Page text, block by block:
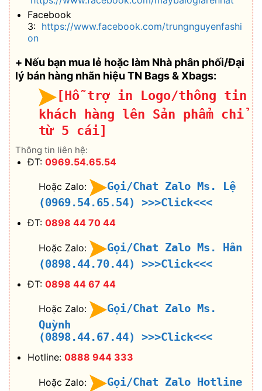
Facebook
3: https://www.facebook.com/trungnguyenfashi
on
+ Nếu bạn mua lẻ hoặc làm Nhà phân phối/Đại
lý bán hàng nhãn hiệu TN Bags & Xbags:
[Hỗ trợ in Logo/thông tin
khách hàng lên Sản phẩm chỉ
từ 5 cái]
Thông tin liên hệ:
ĐT: 0969.54.65.54
Hoặc Zalo:
Gọi/Chat Zalo Ms. Lệ
(0969.54.65.54)
>>>Click<<<
ĐT: 0898 44 70 44
Hoặc Zalo:
Gọi/Chat Zalo Ms. Hân
(0898.44.70.44)
>>>Click<<<
ĐT: 0898 44 67 44
Hoặc Zalo:
Gọi/Chat Zalo Ms.
Quỳnh
(0898.44.67.44)
>>>Click<<<
Hotline: 0888 944 333
Hoặc Zalo: Gọi/Chat Zalo Hotline